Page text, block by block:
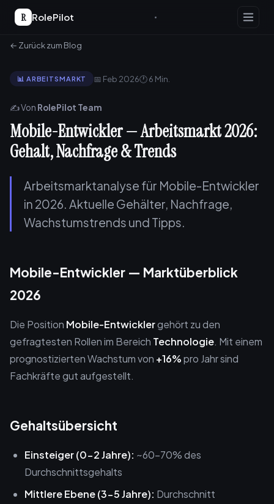
R RolePilot
← Zurück zum Blog
📊 ARBEITSMARKT 📅 Feb 2026🕐 6 Min.
✍️ Von RolePilot Team
Mobile-Entwickler — Arbeitsmarkt 2026:
Gehalt, Nachfrage & Trends
Arbeitsmarktanalyse für Mobile-Entwickler
in 2026. Aktuelle Gehälter, Nachfrage,
Wachstumstrends und Tipps.
Mobile-Entwickler — Marktüberblick
2026
Die Position Mobile-Entwicklergehört zu den
gefragtesten Rollen im Bereich Technologie. Mit einem
prognostizierten Wachstum von +16%pro Jahr sind
Fachkräfte gut aufgestellt.
Gehaltsübersicht
Einsteiger (0-2 Jahre): ~60-70% des
Durchschnittsgehalts
Mittlere Ebene (3-5 Jahre): Durchschnitt